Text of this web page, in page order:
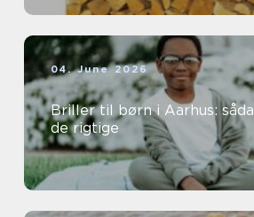
04. June 2026
Briller til børn i Aarhus:
de rigtige